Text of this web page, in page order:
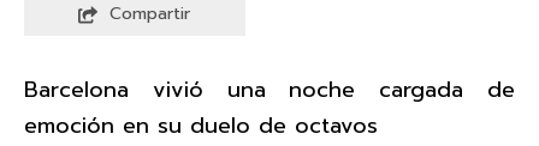
Compartir
Barcelona vivió una noche cargada de
emoción en su duelo de octavos